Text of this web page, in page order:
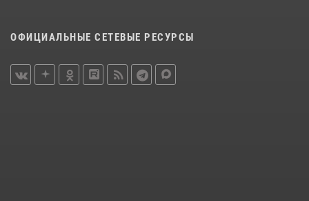
ОФИЦИАЛЬНЫЕ СЕТЕВЫЕ РЕСУРСЫ